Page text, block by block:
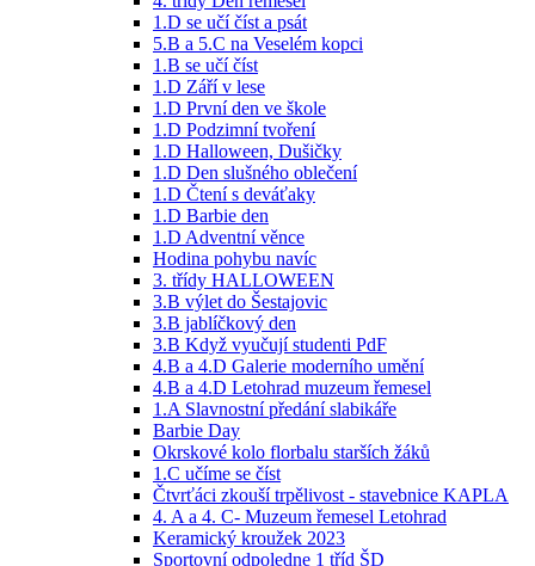
1.D se učí číst a psát
5.B a 5.C na Veselém kopci
1.B se učí číst
1.D Září v lese
1.D První den ve škole
1.D Podzimní tvoření
1.D Halloween, Dušičky
1.D Den slušného oblečení
1.D Čtení s deváťaky
1.D Barbie den
1.D Adventní věnce
Hodina pohybu navíc
3. třídy HALLOWEEN
3.B výlet do Šestajovic
3.B jablíčkový den
3.B Když vyučují studenti PdF
4.B a 4.D Galerie moderního umění
4.B a 4.D Letohrad muzeum řemesel
1.A Slavnostní předání slabikáře
Barbie Day
Okrskové kolo florbalu starších žáků
1.C učíme se číst
Čtvrťáci zkouší trpělivost - stavebnice KAPLA
4. A a 4. C- Muzeum řemesel Letohrad
Keramický kroužek 2023
Sportovní odpoledne 1 tříd ŠD